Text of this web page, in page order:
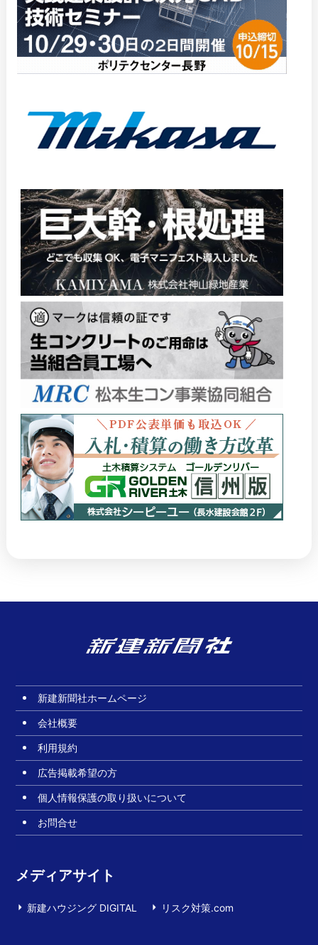
新建新聞社ホームページ
会社概要
利用規約
広告掲載希望の方
個人情報保護の取り扱いについて
お問合せ
メディアサイト
新建ハウジング DIGITAL リスク対策.com